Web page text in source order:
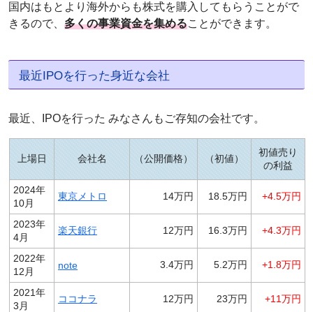
国内はもとより海外からも株式を購入してもらうことがで
きるので、 多くの事業資金を集めることができます。
最近IPOを行った身近な会社
最近、IPOを行った みなさんもご存知の会社です。
上場日 会社名 公開価格 初値
初値売り
の利益
2024年
10月
東京メトロ 14万円 18.5万円 +4.5万円
2023年
4月
楽天銀行 12万円 16.3万円 +4.3万円
2022年
12月
note 3.4万円 5.2万円 +1.8万円
2021年
3月
ココナラ 12万円 23万円 +11万円